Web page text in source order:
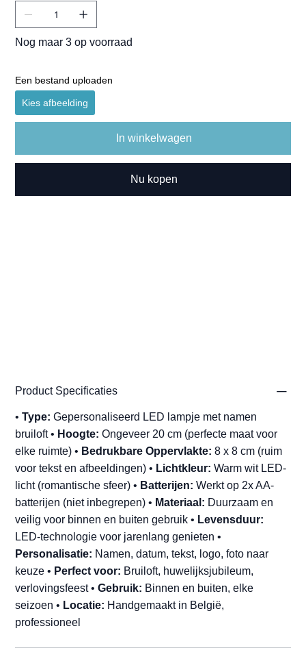
Nog maar 3 op voorraad
Een bestand uploaden
Kies afbeelding
In winkelwagen
Nu kopen
Product Specificaties
•Type: Gepersonaliseerd LED lampje met namen
bruiloft • Hoogte: Ongeveer 20 cm (perfecte maat voor
elke ruimte) • Bedrukbare Oppervlakte: 8 x 8 cm (ruim
voor tekst en afbeeldingen) • Lichtkleur: Warm wit LED-
licht (romantische sfeer) • Batterijen: Werkt op 2x AA-
batterijen (niet inbegrepen) • Materiaal: Duurzaam en
veilig voor binnen en buiten gebruik • Levensduur:
LED-technologie voor jarenlang genieten •
Personalisatie: Namen, datum, tekst, logo, foto naar
keuze • Perfect voor: Bruiloft, huwelijksjubileum,
verlovingsfeest •Gebruik: Binnen en buiten, elke
seizoen • Locatie: Handgemaakt in België,
professioneel